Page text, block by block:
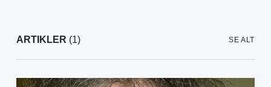
ARTIKLER (1) SE ALT